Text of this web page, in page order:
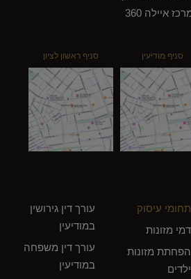
סניף מודיעין סניף ראשון לציון
תחומי עיסוק
דמי מזונות
הפחתת מזונות
ילדים
עורך דין גירושין
במודיעין
עורך דין משפחה
במודיעין